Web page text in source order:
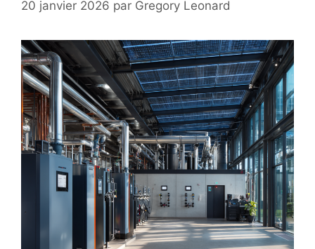
20 janvier 2026 par Gregory Leonard